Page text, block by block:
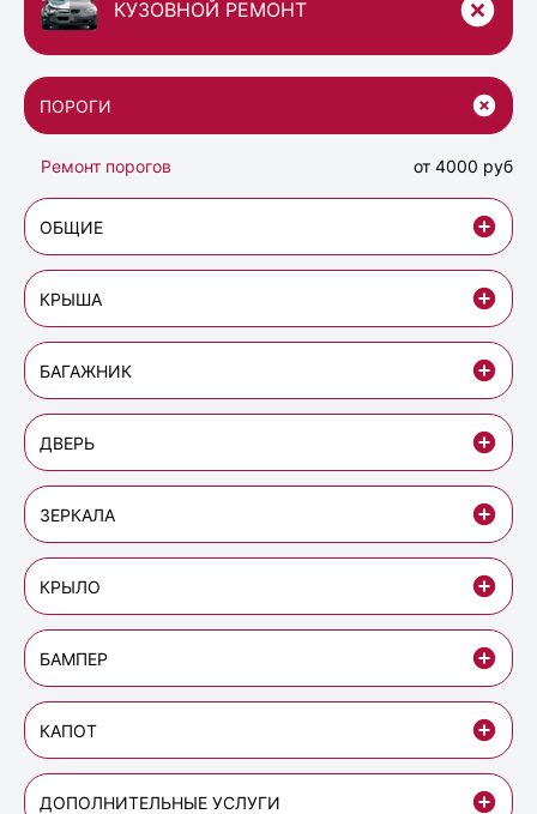
КУЗОВНОЙ РЕМОНТ
ПОРОГИ
Ремонт порогов от 4000 руб
ОБЩИЕ
КРЫША
БАГАЖНИК
ДВЕРЬ
ЗЕРКАЛА
КРЫЛО
БАМПЕР
КАПОТ
ДОПОЛНИТЕЛЬНЫЕ УСЛУГИ